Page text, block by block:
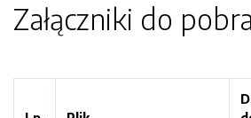
Załączniki do